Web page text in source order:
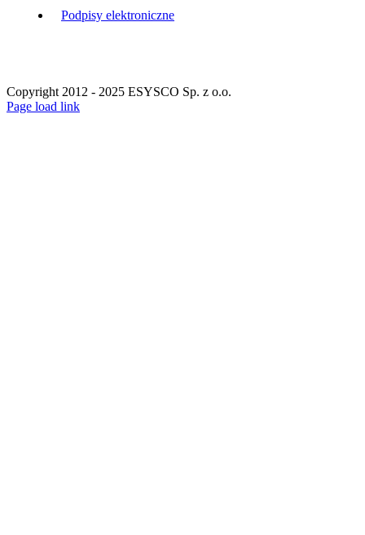
Podpisy elektroniczne
Copyright 2012 - 2025 ESYSCO Sp. z o.o.
Facebook
X
Instagram
Pinterest
Page load link